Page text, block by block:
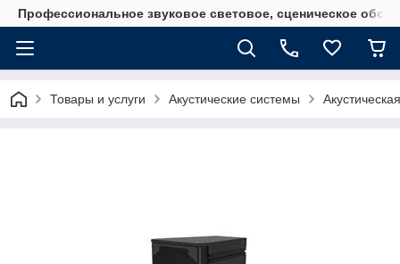
Профессиональное звуковое световое, сценическое
Товары и услуги Акустические системы